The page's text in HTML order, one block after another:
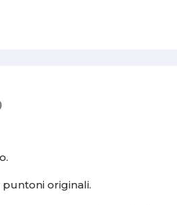
originali.